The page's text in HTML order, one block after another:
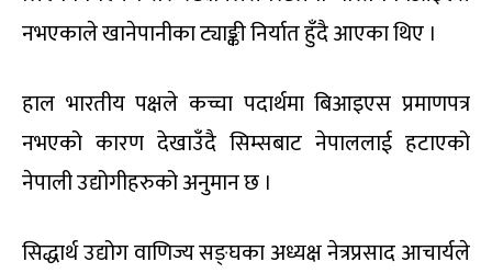
नभएकाले खानेपानीका ट्याङ्की निर्यात हुँदै आएका थिए ।
हाल भारतीय पक्षले कच्चा पदार्थमा बिआइएस प्रमाणपत्र
नभएको कारण देखाउँदै सिम्सबाट नेपाललाई हटाएको
नेपाली उद्योगीहरुको अनुमान छ ।
सिद्धार्थ उद्योग वाणिज्य सङ्घका अध्यक्ष नेत्रप्रसाद आचार्यले